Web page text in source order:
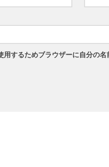
用するためブラウザーに自分の